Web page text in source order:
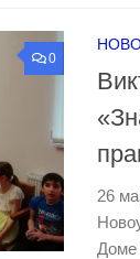
0
26
Доме